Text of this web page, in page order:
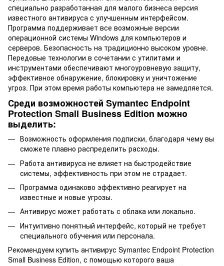
специально разработанная для малого бизнеса версия
известного антивируса с улучшенным интерфейсом.
Программа поддерживает все возможные версии
операционной системы Windows для компьютеров и
серверов. Безопасность на традиционно высоком уровне.
Передовые технологии в сочетании с утилитами и
инструментами обеспечивают многоуровневую защиту,
эффективное обнаружение, блокировку и уничтожение
угроз. При этом время работы компьютера не замедляется.
Среди возможностей Symantec Endpoint
Protection Small Business Edition можно
выделить:
Возможность оформления подписки, благодаря чему вы
сможете плавно распределить расходы.
Работа антивируса не влияет на быстродействие
системы, эффективность при этом не страдает.
Программа одинаково эффективно реагирует на
известные и новые угрозы.
Антивирус может работать с облака или локально.
Интуитивно понятный интерфейс, который не требует
специального обучения или персонала.
Рекомендуем купить антивирус Symantec Endpoint Protection
Small Business Edition, с помощью которого ваша